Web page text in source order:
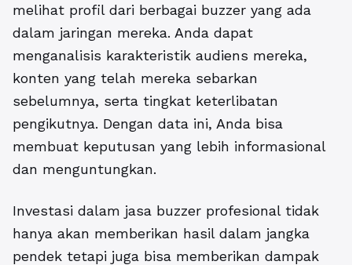
melihat profil dari berbagai buzzer yang ada
dalam jaringan mereka. Anda dapat
menganalisis karakteristik audiens mereka,
konten yang telah mereka sebarkan
sebelumnya, serta tingkat keterlibatan
pengikutnya. Dengan data ini, Anda bisa
membuat keputusan yang lebih informasional
dan menguntungkan.
Investasi dalam jasa buzzer profesional tidak
hanya akan memberikan hasil dalam jangka
pendek tetapi juga bisa memberikan dampak